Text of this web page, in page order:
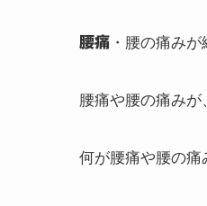
腰痛 ・腰の痛み
腰痛や腰の痛みが
何が腰痛や腰の痛